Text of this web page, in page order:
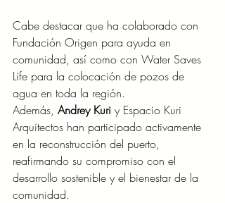
Cabe destacar que ha colaborado con
Fundación Origen para ayuda en
comunidad, así como con Water Saves
Life para la colocación de pozos de
agua en toda la región.
Además, Andrey Kuri y Espacio Kuri
Arquitectos han participado activamente
en la reconstrucción del puerto,
reafirmando su compromiso con el
desarrollo sostenible y el bienestar de la
comunidad.